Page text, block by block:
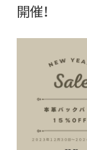
開催！